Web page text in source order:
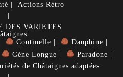
Actions Rétro
DES VARIETES
Coutinelle
Dauphine
Gène Longue
Paradone
de Châtaignes adaptées